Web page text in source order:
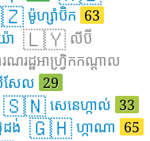
ម៉ូហ្សាំប៊ិក 63
ា 🇱🇾 លីប៊ី
ណរដ្ឋអាហ្វ្រិកកណ្ដាល
ែល 29
🇸🇳 សេនេហ្កាល់ 33
ង់ 🇬🇭 ហ្កាណា 65